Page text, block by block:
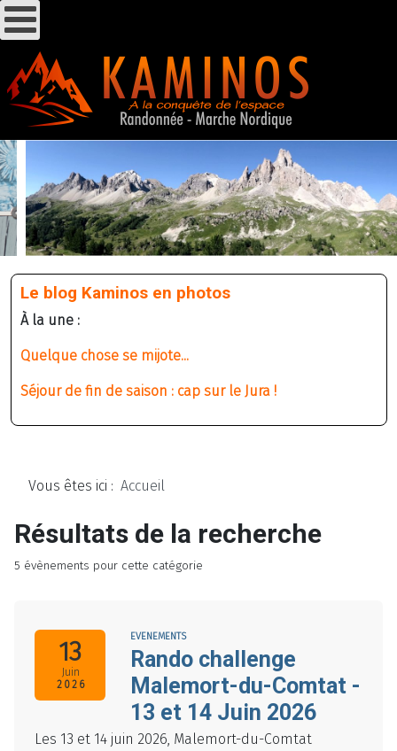
Le blog Kaminos en photos
À la une :
Quelque chose se mijote...
Séjour de fin de saison : cap sur le Jura !
Vous êtes ici : Accueil
Résultats de la recherche
5 évènements pour cette catégorie
13
Juin
2026
EVENEMENTS
Rando challenge
Malemort-du-Comtat -
13 et 14 Juin 2026
Les 13 et 14 juin 2026, Malemort-du-Comtat